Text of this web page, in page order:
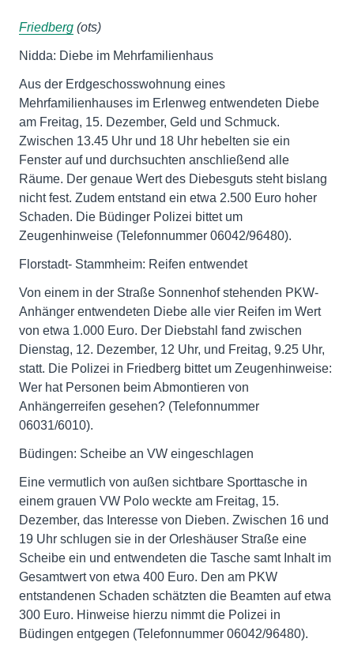
Friedberg (ots)
Nidda: Diebe im Mehrfamilienhaus
Aus der Erdgeschosswohnung eines
Mehrfamilienhauses im Erlenweg entwendeten Diebe
am Freitag, 15. Dezember, Geld und Schmuck.
Zwischen 13.45 Uhr und 18 Uhr hebelten sie ein
Fenster auf und durchsuchten anschließend alle
Räume. Der genaue Wert des Diebesguts steht bislang
nicht fest. Zudem entstand ein etwa 2.500 Euro hoher
Schaden. Die Büdinger Polizei bittet um
Zeugenhinweise (Telefonnummer 06042/96480).
Florstadt- Stammheim: Reifen entwendet
Von einem in der Straße Sonnenhof stehenden PKW-
Anhänger entwendeten Diebe alle vier Reifen im Wert
von etwa 1.000 Euro. Der Diebstahl fand zwischen
Dienstag, 12. Dezember, 12 Uhr, und Freitag, 9.25 Uhr,
statt. Die Polizei in Friedberg bittet um Zeugenhinweise:
Wer hat Personen beim Abmontieren von
Anhängerreifen gesehen? (Telefonnummer
06031/6010).
Büdingen: Scheibe an VW eingeschlagen
Eine vermutlich von außen sichtbare Sporttasche in
einem grauen VW Polo weckte am Freitag, 15.
Dezember, das Interesse von Dieben. Zwischen 16 und
19 Uhr schlugen sie in der Orleshäuser Straße eine
Scheibe ein und entwendeten die Tasche samt Inhalt im
Gesamtwert von etwa 400 Euro. Den am PKW
entstandenen Schaden schätzten die Beamten auf etwa
300 Euro. Hinweise hierzu nimmt die Polizei in
Büdingen entgegen (Telefonnummer 06042/96480).